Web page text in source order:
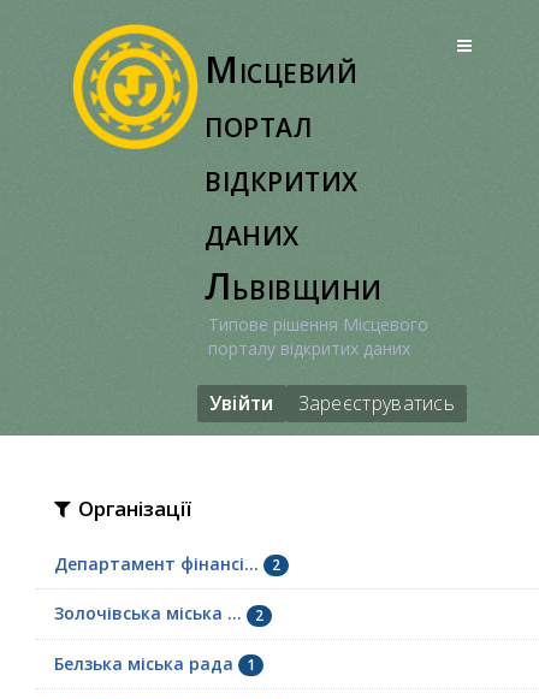
Місцевий
портал
відкритих
даних
Львівщини
Типове рішення Місцевого
порталу відкритих даних
Увійти Зареєструватись
Організації
Департамент фінансі... 2
Золочівська міська ... 2
Белзька міська рада 1